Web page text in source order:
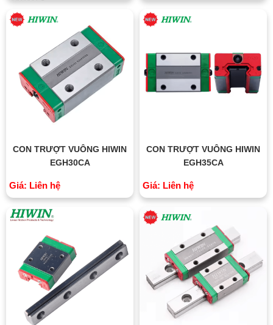
CON TRƯỢT VUÔNG HIWIN
EGH30CA
Giá: Liên hệ
CON TRƯỢT VUÔNG HIWIN
EGH35CA
Giá: Liên hệ